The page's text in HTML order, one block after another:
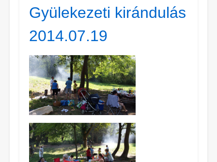
Gyülekezeti kirándulás
2014.07.19